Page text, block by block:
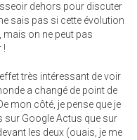
dehors pour discuter
sais pas si cette évolution
mais on ne peut pas
!
très intéressant de voir
a changé de point de
mon côté, je pense que je
sur Google Actus que sur
les deux (ouais, je me